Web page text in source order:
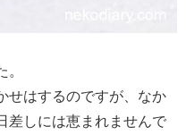
。
せはするのですが、なか
差しには恵まれませんで